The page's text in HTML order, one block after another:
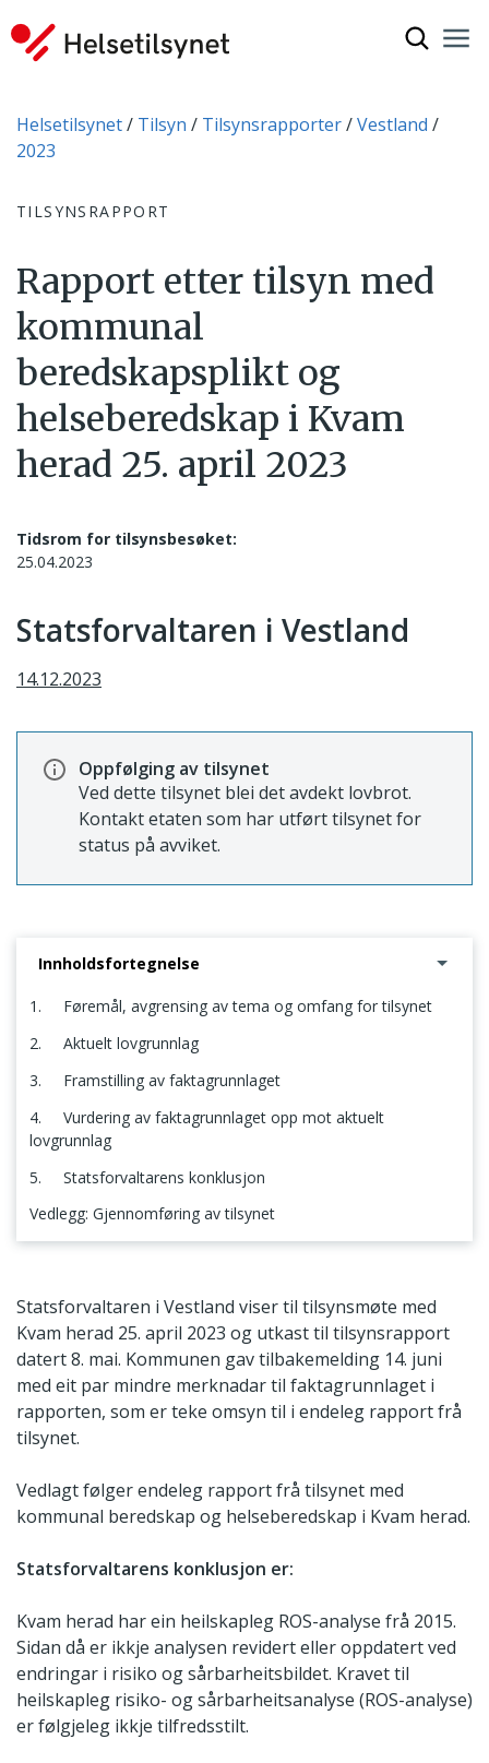
Du er her:
Helsetilsynet Tilsyn Tilsynsrapporter
Vestland
2023
TILSYNSRAPPORT
Rapport etter tilsyn med
kommunal
beredskapsplikt og
helseberedskap i Kvam
herad 25. april 2023
Tidsrom for tilsynsbesøket:
25.04.2023
Statsforvaltaren i Vestland
14.12.2023
Oppfølging av tilsynet
Ved dette tilsynet blei det avdekt lovbrot.
Kontakt etaten som har utført tilsynet for
status på avviket.
Innholdsfortegnelse
1. Føremål, avgrensing av tema og omfang for tilsynet
2. Aktuelt lovgrunnlag
3. Framstilling av faktagrunnlaget
4. Vurdering av faktagrunnlaget opp mot aktuelt
lovgrunnlag
5. Statsforvaltarens konklusjon
Vedlegg: Gjennomføring av tilsynet
Statsforvaltaren i Vestland viser til tilsynsmøte med
Kvam herad 25. april 2023 og utkast til tilsynsrapport
datert 8. mai. Kommunen gav tilbakemelding 14. juni
med eit par mindre merknadar til faktagrunnlaget i
rapporten, som er teke omsyn til i endeleg rapport frå
tilsynet.
Vedlagt følger endeleg rapport frå tilsynet med
kommunal beredskap og helseberedskap i Kvam herad.
Statsforvaltarens konklusjon er:
Kvam herad har ein heilskapleg ROS-analyse frå 2015.
Sidan då er ikkje analysen revidert eller oppdatert ved
endringar i risiko og sårbarheitsbildet. Kravet til
heilskapleg risiko- og sårbarheitsanalyse (ROS-analyse)
er følgjeleg ikkje tilfredsstilt.